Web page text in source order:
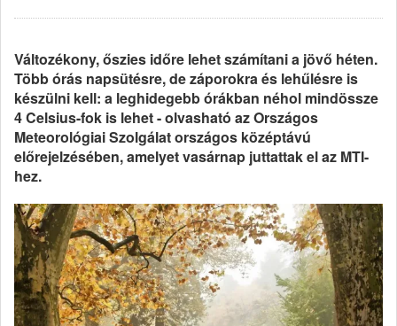
Változékony, őszies időre lehet számítani a jövő héten.
Több órás napsütésre, de záporokra és lehűlésre is
készülni kell: a leghidegebb órákban néhol mindössze
4 Celsius-fok is lehet - olvasható az Országos
Meteorológiai Szolgálat országos középtávú
előrejelzésében, amelyet vasárnap juttattak el az MTI-
hez.